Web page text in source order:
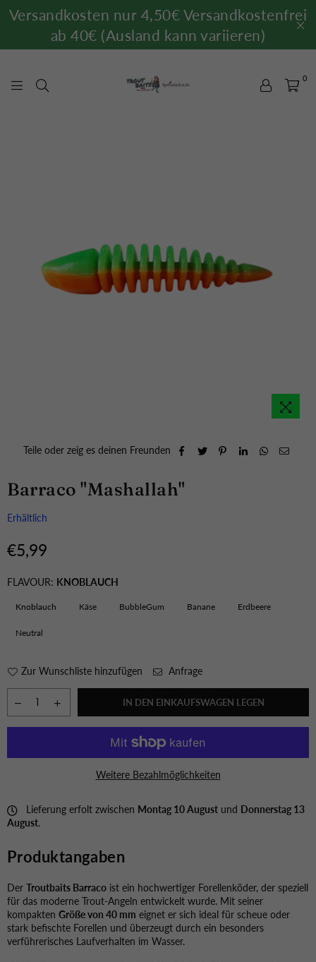
Versandkosten nur 4,50€ Versandkostenfrei
ab 40€ (Ausland kann variieren)
0
Teile oder zeig es deinen Freunden
Barraco "Mashallah"
Erhältlich
Normaler
€5,99
FLAVOUR: KNOBLAUCH
Knoblauch Käse BubbleGum Banane Erdbeere
Neutral
Zur Wunschliste hinzufügen Anfrage
IN DEN EINKAUFSWAGEN LEGEN
Weitere Bezahlmöglichkeiten
Lieferung erfolt zwischen Montag 10 August und Donnerstag 13
August.
Produktangaben
Der Troutbaits Barraco ist ein hochwertiger Forellenköder, der speziell
für das moderne Trout-Angeln entwickelt wurde. Mit seiner
kompakten Größe von 40 mm eignet er sich ideal für scheue oder
stark befischte Forellen und überzeugt durch ein besonders
verführerisches Laufverhalten im Wasser.